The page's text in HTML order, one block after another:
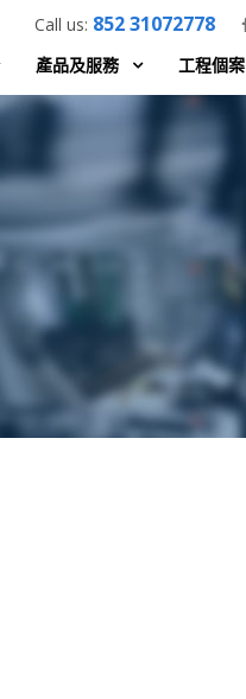
Call us: 852 31072778
產品及服務 工程個案